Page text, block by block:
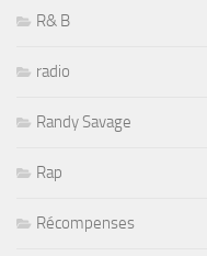
R& B
radio
Randy Savage
Rap
Récompenses